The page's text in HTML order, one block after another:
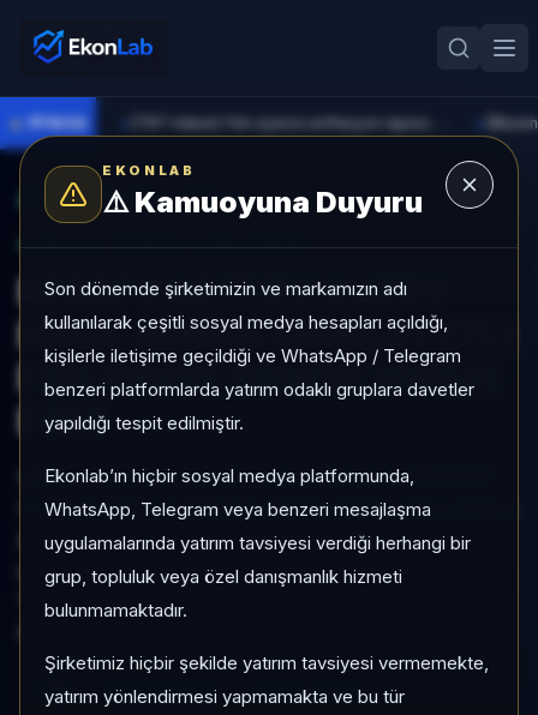
EKONLAB
⚠️Kamuoyuna Duyuru
Son dönemde şirketimizin ve markamızın adı
kullanılarak çeşitli sosyal medya hesapları açıldığı,
kişilerle iletişime geçildiği ve WhatsApp / Telegram
benzeri platformlarda yatırım odaklı gruplara davetler
yapıldığı tespit edilmiştir.
Ekonlab’ın hiçbir sosyal medya platformunda,
WhatsApp, Telegram veya benzeri mesajlaşma
uygulamalarında yatırım tavsiyesi verdiği herhangi bir
grup, topluluk veya özel danışmanlık hizmeti
bulunmamaktadır.
Şirketimiz hiçbir şekilde yatırım tavsiyesi vermemekte,
yatırım yönlendirmesi yapmamakta ve bu tür
● PİYASA
AI Fon Radar Hisse Yoğun
SUNUCU TARAFI FON GIRIŞI
HEDEF PORTFÖY KUZEY
HİSSE SENEDİ SERBEST (TL)
FON (HİSSE SENEDİ YOĞUN
FON)
HEDEF PORTFÖY KUZEY HİSSE SENEDİ SERBEST
(TL) FON (HİSSE SENEDİ YOĞUN FON), Hisse Yoğun
kategorisinde son 1 ayda %-10,64 getiri, kategori
içinde momentum sırası 386/452, 1 aylık volatilitesi
%3,37 ve Aktif KAP KAP yoğunluğu ile izlenebilen bir
HPF Hisse Yoğun Risk:Yüksek